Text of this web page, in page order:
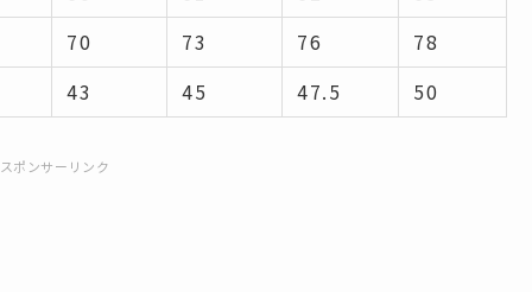
70
73 76
78
43
45 47.5 50
スポンサーリンク